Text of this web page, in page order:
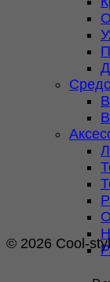
© 2026 Cool-